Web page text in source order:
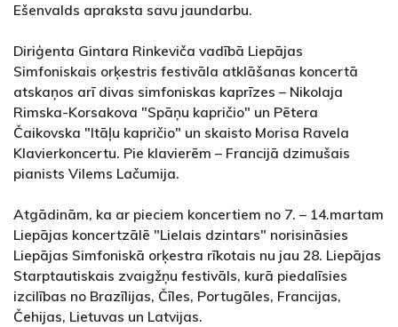
Ešenvalds apraksta savu jaundarbu.
Diriģenta Gintara Rinkeviča vadībā Liepājas
Simfoniskais orķestris festivāla atklāšanas koncertā
atskaņos arī divas simfoniskas kaprīzes – Nikolaja
Rimska-Korsakova "Spāņu kapričio" un Pētera
Čaikovska "Itāļu kapričio" un skaisto Morisa Ravela
Klavierkoncertu. Pie klavierēm – Francijā dzimušais
pianists Vilems Lačumija.
Atgādinām, ka ar pieciem koncertiem no 7. – 14.martam
Liepājas koncertzālē "Lielais dzintars" norisināsies
Liepājas Simfoniskā orķestra rīkotais nu jau 28. Liepājas
Starptautiskais zvaigžņu festivāls, kurā piedalīsies
izcilības no Brazīlijas, Čīles, Portugāles, Francijas,
Čehijas, Lietuvas un Latvijas.